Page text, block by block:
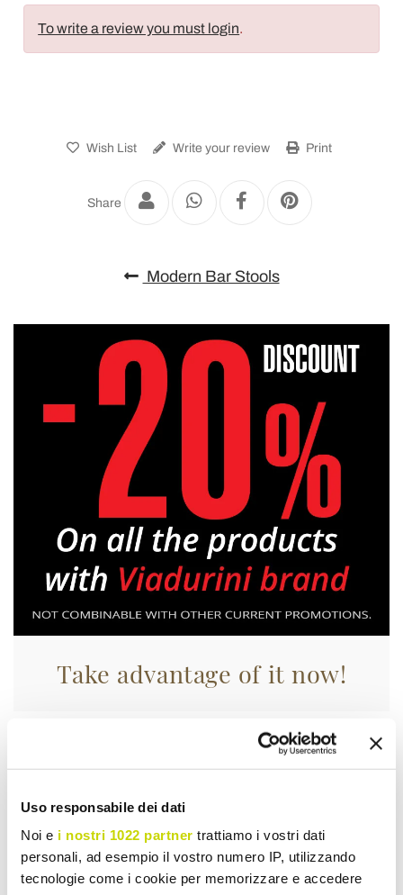
Uso responsabile dei dati
Noi e i nostri 1022 partner trattiamo i vostri dati
personali, ad esempio il vostro numero IP, utilizzando
tecnologie come i cookie per memorizzare e accedere
To write a review you must login.
Wish List Write your review Print
Share
Modern Bar Stools
Take advantage of it now!